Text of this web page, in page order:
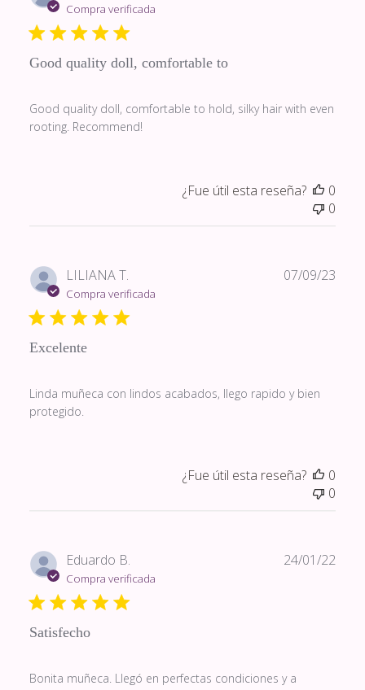
Compra verificada
Good quality doll, comfortable to
Good quality doll, comfortable to hold, silky hair with even
rooting. Recommend!
¿Fue útil esta reseña?
0
0
LILIANA T.
Compra verificada
Excelente
Linda muñeca con lindos acabados, llego rapido y bien
protegido.
07/09/23
¿Fue útil esta reseña?
0
0
Eduardo B.
Compra verificada
Satisfecho
Bonita muñeca. Llegó en perfectas condiciones y a
24/01/22